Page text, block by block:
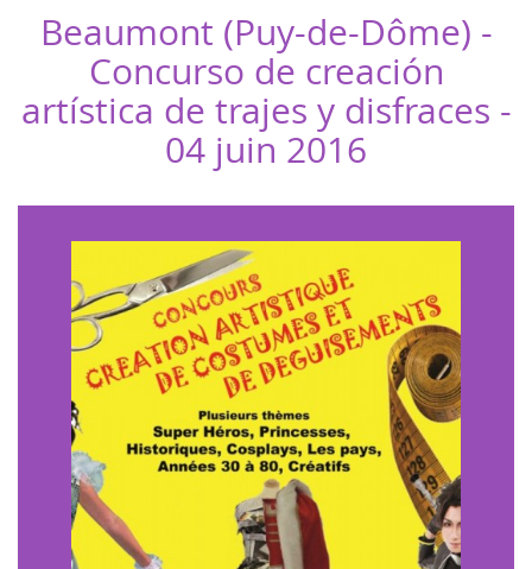
Beaumont (Puy-de-Dôme) -
Concurso de creación
artística de trajes y disfraces -
04 juin 2016